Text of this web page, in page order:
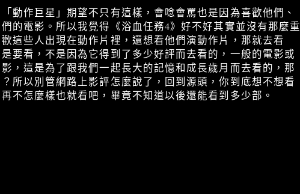
動作巨星」期望不只有這樣，會唸會罵也是因為喜歡他們、
的電影。所以我覺得《浴血任務4》好不好其實並沒有那麼重
這些人出現在動作片裡，還想看他們演動作片，那就去看
要看，不是因為它得到了多少好評而去看的，一般的電影或
，這是為了跟我們一起長大的記憶和成長歲月而去看的，那
所以別管網路上影評怎麼說了，回到源頭，你到底想不想看
不怎麼樣也就看吧，畢竟不知道以後還能看到多少部。